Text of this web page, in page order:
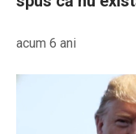
acum 6 ani